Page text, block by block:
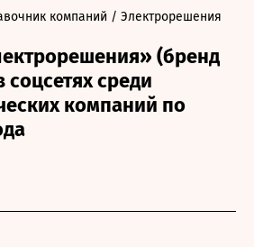
компаний / Электрорешения
(бренд
соцсетях среди
компаний по